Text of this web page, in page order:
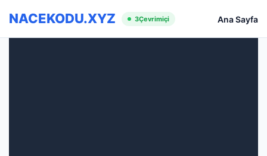
NACEKODU.XYZ 3Çevrimiçi Ana Sayfa